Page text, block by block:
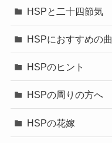
HSPと二十四節気
HSPにおすすめの曲
HSPのヒント
HSPの周りの方へ
HSPの花嫁